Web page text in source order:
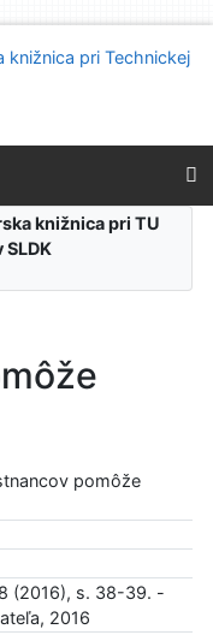
knižnica pri TU
pomôže
(2016), s. 38-39. -
2016